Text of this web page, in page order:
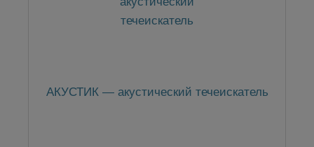
АКУСТИК — акустический течеискатель